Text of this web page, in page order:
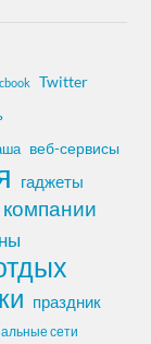
Twitter
веб-сервисы
гаджеты
компании
праздник
сети